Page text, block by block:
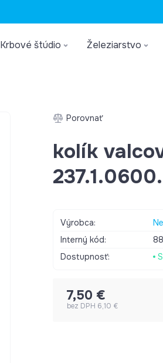
Krbové štúdio Železiarstvo
Porovnať
kolík
Výrobca:
Interný kód:
Dostupnosť:
7,50 €
bez DPH 6,10 €